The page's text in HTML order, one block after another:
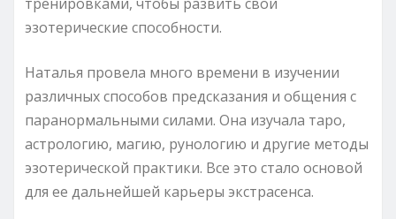
эзотерические способности.
Наталья провела много времени в изучении
различных способов предсказания и общения с
паранормальными силами. Она изучала таро,
астрологию, магию, рунологию и другие методы
эзотерической практики. Все это стало основой
для ее дальнейшей карьеры экстрасенса.